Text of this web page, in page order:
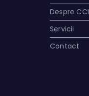
Despre CCI
Servicii
Contact